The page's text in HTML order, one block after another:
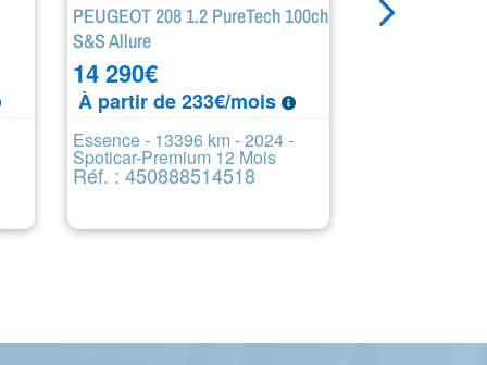
PEUGEOT 208 1.2 PureTech 100ch
S&S Allure
14 290€
À partir de 233€/mois
Essence - 13396 km - 2024 -
Spoticar-Premium 12 Mois
Réf. : 450888514518
DS DS 3